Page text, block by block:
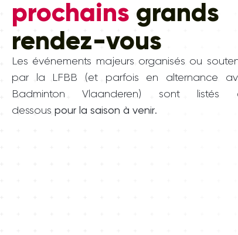
prochains grands
rendez-vous
Les événements majeurs organisés ou
par la LFBB (et parfois en alternance
Badminton Vlaanderen) sont listés
dessous pour la saison à venir.